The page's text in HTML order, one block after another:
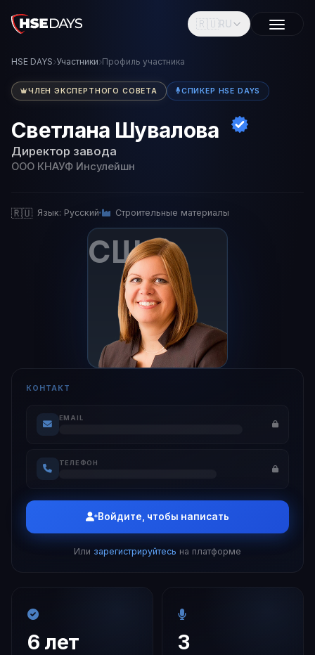
🇷🇺RU
HSE DAYS Участники Профиль участника
ЧЛЕН ЭКСПЕРТНОГО СОВЕТА СПИКЕР HSE DAYS
Светлана Шувалова
Директор завода
ООО КНАУФ Инсулейшн
🇷🇺 Язык: Русский Строительные материалы
6 лет 3
КОНТАКТ
EMAIL
ТЕЛЕФОН
Войдите, чтобы написать
Или зарегистрируйтесь на платформе